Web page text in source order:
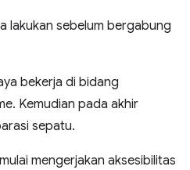
lakukan sebelum bergabung
bekerja di bidang
Kemudian pada akhir
sepatu.
mengerjakan aksesibilitas